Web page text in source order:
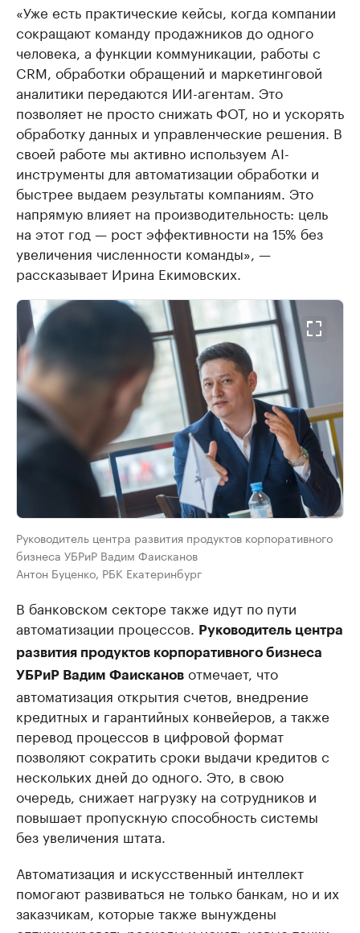
«Уже есть практические кейсы, когда компании
сокращают команду продажников до одного
человека, а функции коммуникации, работы с
CRM, обработки обращений и маркетинговой
аналитики передаются ИИ-агентам. Это
позволяет не просто снижать ФОТ, но и ускорять
обработку данных и управленческие решения. В
своей работе мы активно используем AI-
инструменты для автоматизации обработки и
быстрее выдаем результаты компаниям. Это
напрямую влияет на производительность: цель
на этот год — рост эффективности на 15% без
увеличения численности команды», —
рассказывает Ирина Екимовских.
Руководитель центра развития продуктов корпоративного
бизнеса УБРиР Вадим Фаисканов
Антон Буценко, РБК Екатеринбург
В банковском секторе также идут по пути
автоматизации процессов.
Руководитель центра
развития продуктов корпоративного бизнеса
УБРиР Вадим Фаисканов отмечает, что
автоматизация открытия счетов, внедрение
кредитных и гарантийных конвейеров, а также
перевод процессов в цифровой формат
позволяют сократить сроки выдачи кредитов с
нескольких дней до одного. Это, в свою
очередь, снижает нагрузку на сотрудников и
повышает пропускную способность системы
без увеличения штата.
Автоматизация и искусственный интеллект
помогают развиваться не только банкам, но и их
заказчикам, которые также вынуждены